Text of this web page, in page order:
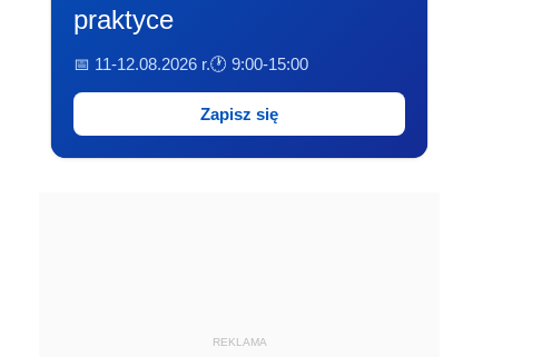
praktyce
📅 11-12.08.2026 r.🕐 9:00-15:00
Zapisz się
REKLAMA